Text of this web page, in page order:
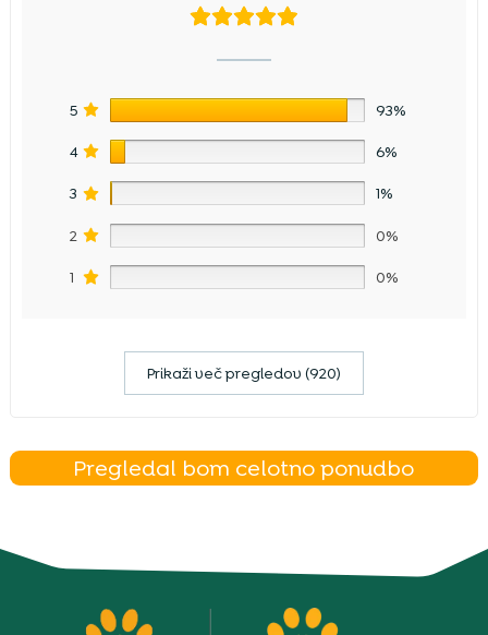
5 93%
4 6%
3 1%
2 0%
1 0%
Prikaži več pregledov (920)
Pregledal bom celotno ponudbo